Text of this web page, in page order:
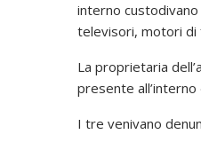
interno
televisori, motori
La proprietaria
presente
I tre venivano